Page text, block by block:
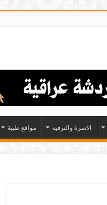
الاسرة والترفيه مواقع طبية